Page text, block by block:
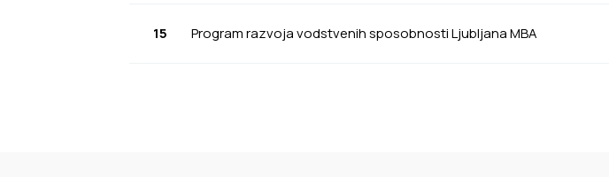
15 Program razvoja vodstvenih sposobnosti Ljubljana MBA